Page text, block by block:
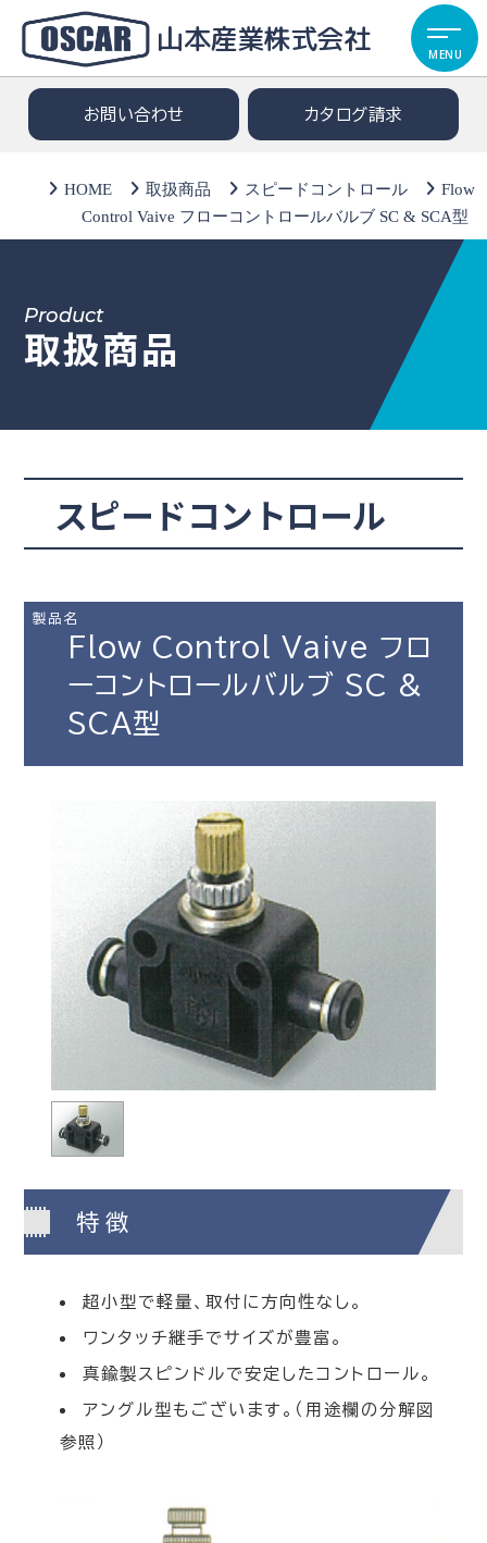
山本産業株式会社
お問い合わせ カタログ請求
HOME 取扱商品 スピードコントロール
Flow
Control Vaive フローコントロールバルブ SC & SCA型
Product
取扱商品
スピードコントロール
製品名
Flow Control Vaive フロ
ーコントロールバルブ SC &
SCA型
特徴
超小型で軽量、取付に方向性なし。
ワンタッチ継手でサイズが豊富。
真鍮製スピンドルで安定したコントロール。
アングル型もございます。（用途欄の分解図
参照）
MENU